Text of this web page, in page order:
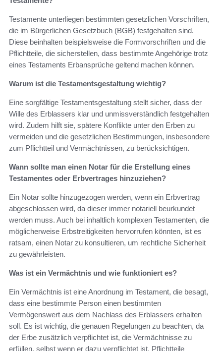
Testamente unterliegen bestimmten gesetzlichen Vorschriften,
die im Bürgerlichen Gesetzbuch (BGB) festgehalten sind.
Diese beinhalten beispielsweise die Formvorschriften und die
Pflichtteile, die sicherstellen, dass bestimmte Angehörige trotz
eines Testaments Erbansprüche geltend machen können.
Warum ist die Testamentsgestaltung wichtig?
Eine sorgfältige Testamentsgestaltung stellt sicher, dass der
Wille des Erblassers klar und unmissverständlich festgehalten
wird. Zudem hilft sie, spätere Konflikte unter den Erben zu
vermeiden und die gesetzlichen Bestimmungen, insbesondere
zum Pflichtteil und Vermächtnissen, zu berücksichtigen.
Wann sollte man einen Notar für die Erstellung eines
Testamentes oder Erbvertrages hinzuziehen?
Ein Notar sollte hinzugezogen werden, wenn ein Erbvertrag
abgeschlossen wird, da dieser immer notariell beurkundet
werden muss. Auch bei inhaltlich komplexen Testamenten, die
möglicherweise Erbstreitigkeiten hervorrufen könnten, ist es
ratsam, einen Notar zu konsultieren, um rechtliche Sicherheit
zu gewährleisten.
Was ist ein Vermächtnis und wie funktioniert es?
Ein Vermächtnis ist eine Anordnung im Testament, die besagt,
dass eine bestimmte Person einen bestimmten
Vermögenswert aus dem Nachlass des Erblassers erhalten
soll. Es ist wichtig, die genauen Regelungen zu beachten, da
der Erbe zusätzlich verpflichtet ist, die Vermächtnisse zu
erfüllen, selbst wenn er dazu verpflichtet ist, Pflichtteile